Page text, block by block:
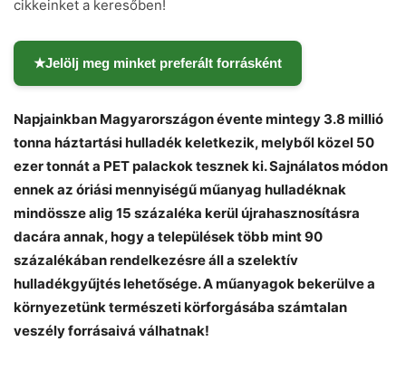
cikkeinket a keresőben!
★Jelölj meg minket preferált forrásként
Napjainkban Magyarországon évente mintegy 3.8 millió
tonna háztartási hulladék keletkezik, melyből közel 50
ezer tonnát a PET palackok tesznek ki. Sajnálatos módon
ennek az óriási mennyiségű műanyag hulladéknak
mindössze alig 15 százaléka kerül újrahasznosításra
dacára annak, hogy a települések több mint 90
százalékában rendelkezésre áll a szelektív
hulladékgyűjtés lehetősége. A műanyagok bekerülve a
környezetünk természeti körforgásába számtalan
veszély forrásaivá válhatnak!
Chat Mr wAIste
Helló! Miben segíthetek ma?